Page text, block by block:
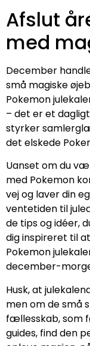
Afslut
med
December
små magiske
Pokemon
– det er et
styrker
det elskede
Uanset om du
med Pokemon
vej og laver din
ventetiden til
de tips og idéer,
dig inspireret til
Pokemon
december-
Husk, at
men om de små
fællesskab, som
guides, find den